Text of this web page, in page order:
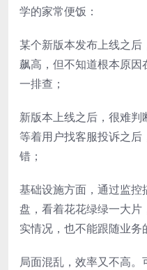
学的家常便饭：
某个新版本发布上线之
飙高，但不知道根本原
一排查；
新版本上线之后，很难
等着用户找客服投诉之
错；
基础设施方面，通过监
盘，看着花花绿绿一大
实情况，也不能跟随业务
局面混乱，效率又不高